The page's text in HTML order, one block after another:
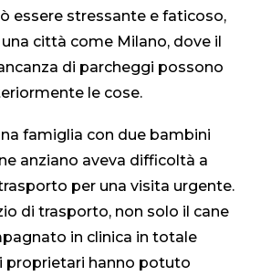
essere stressante e faticoso,
città come Milano, dove il
di parcheggi possono
le cose.
famiglia con due bambini
anziano aveva difficoltà a
per una visita urgente.
di trasporto, non solo il cane
in clinica in totale
proprietari hanno potuto